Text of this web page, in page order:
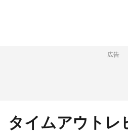
広告
タイムアウトレ